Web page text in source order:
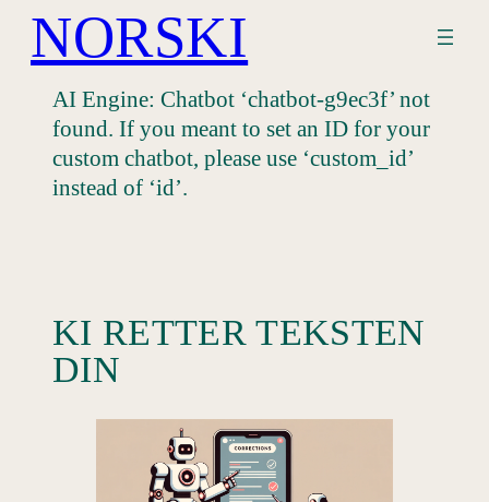
Hopp
NORSKI
AI Engine: Chatbot ‘chatbot-g9ec3f’ not
found. If you meant to set an ID for your
custom chatbot, please use ‘custom_id’
instead of ‘id’.
KI RETTER TEKSTEN
DIN